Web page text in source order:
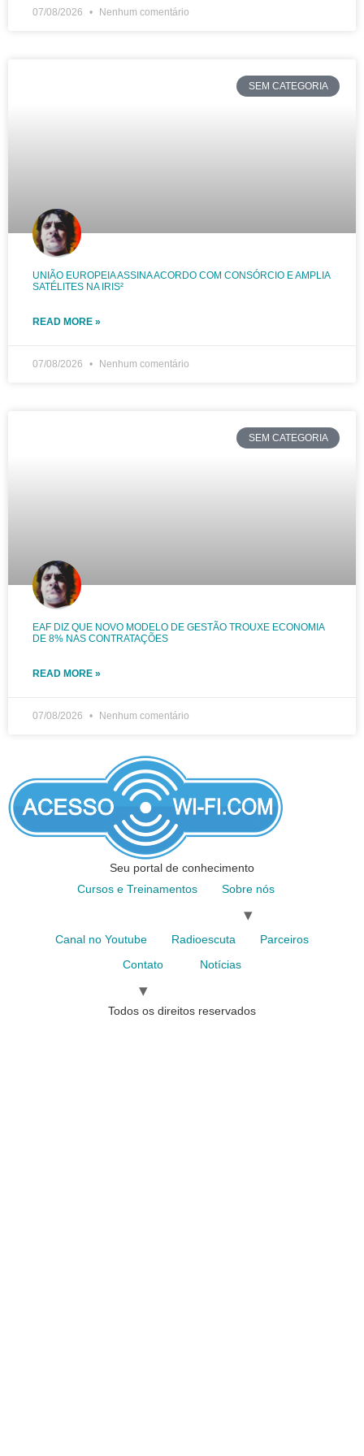
07/08/2026 Nenhum comentário
SEM CATEGORIA
UNIÃO EUROPEIA ASSINA ACORDO COM CONSÓRCIO E AMPLIA
SATÉLITES NA IRIS²
READ MORE »
07/08/2026 Nenhum comentário
SEM CATEGORIA
EAF DIZ QUE NOVO MODELO DE GESTÃO TROUXE ECONOMIA
DE 8% NAS CONTRATAÇÕES
READ MORE »
07/08/2026 Nenhum comentário
Seu portal de conhecimento
Cursos e Treinamentos
Sobre nós
Canal no Youtube Radioescuta
Parceiros
Contato
Notícias
Todos os direitos reservados